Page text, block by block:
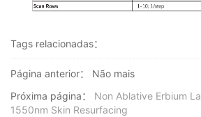
Tags relacionadas：
Página anterior：
Não mais
Próxima página：
Non Ablative Erbium
1550nm Skin Resurfacing